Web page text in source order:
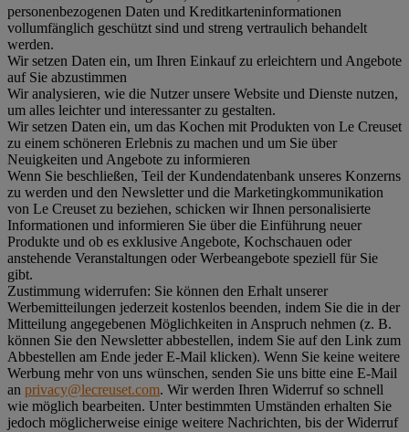
personenbezogenen Daten und Kreditkarteninformationen
vollumfänglich geschützt sind und streng vertraulich behandelt
werden.
Wir setzen Daten ein, um Ihren Einkauf zu erleichtern und Angebote
auf Sie abzustimmen
Wir analysieren, wie die Nutzer unsere Website und Dienste nutzen,
um alles leichter und interessanter zu gestalten.
Wir setzen Daten ein, um das Kochen mit Produkten von Le Creuset
zu einem schöneren Erlebnis zu machen und um Sie über
Neuigkeiten und Angebote zu informieren
Wenn Sie beschließen, Teil der Kundendatenbank unseres Konzerns
zu werden und den Newsletter und die Marketingkommunikation
von Le Creuset zu beziehen, schicken wir Ihnen personalisierte
Informationen und informieren Sie über die Einführung neuer
Produkte und ob es exklusive Angebote, Kochschauen oder
anstehende Veranstaltungen oder Werbeangebote speziell für Sie
gibt.
Zustimmung widerrufen: Sie können den Erhalt unserer
Werbemitteilungen jederzeit kostenlos beenden, indem Sie die in der
Mitteilung angegebenen Möglichkeiten in Anspruch nehmen (z. B.
können Sie den Newsletter abbestellen, indem Sie auf den Link zum
Abbestellen am Ende jeder E-Mail klicken). Wenn Sie keine weitere
Werbung mehr von uns wünschen, senden Sie uns bitte eine E-Mail
an privacy@lecreuset.com. Wir werden Ihren Widerruf so schnell
wie möglich bearbeiten. Unter bestimmten Umständen erhalten Sie
jedoch möglicherweise einige weitere Nachrichten, bis der Widerruf